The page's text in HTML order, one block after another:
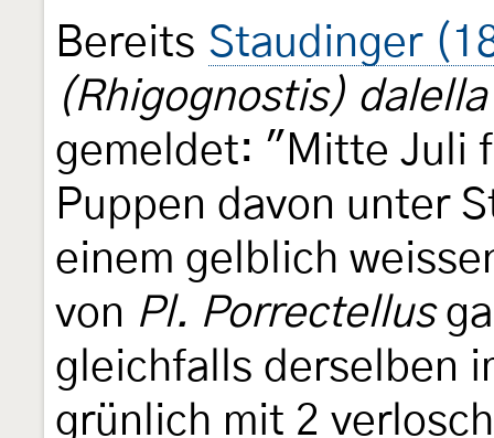
Bereits Staudinger
(Rhigognostis) dalella
gemeldet: "Mitte Juli
Puppen davon unter
einem gelblich
von Pl. Porrectellus
gleichfalls derselben
grünlich mit 2